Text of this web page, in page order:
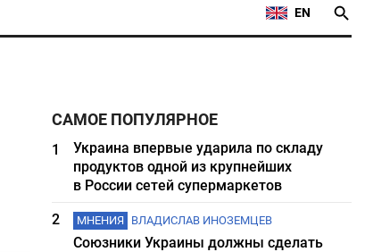
EN
САМОЕ ПОПУЛЯРНОЕ
1
Украина впервые ударила по складу
продуктов одной из крупнейших
в России сетей супермаркетов
2
МНЕНИЯ ВЛАДИСЛАВ ИНОЗЕМЦЕВ
Союзники Украины должны сделать